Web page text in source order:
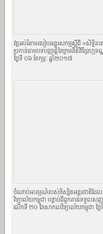
វគ្គអប់រំតាមរបៀបអន្តរសកម្មស្តីពី «សិទិ្ធ
ប្រកាន់តាមបទបញ្ញាតិ្តនៃក្រមនីតិវិធីព្រហ្មទ
ថ្ងៃទី ០៦ ខែកុម្ភៈ ឆ្នាំ២០១៧
ចំណាប់អារម្មណ៍របស់និស្សិតអន្តរជាតិដ
វិទ្យាល័យកម្ពុជា បន្ទាប់ពីពួកគាត់ទទួលសញ្ញ
លើកទី ២០ នៃសាកលវិទ្យាល័យកម្ពុជា ថ្ង